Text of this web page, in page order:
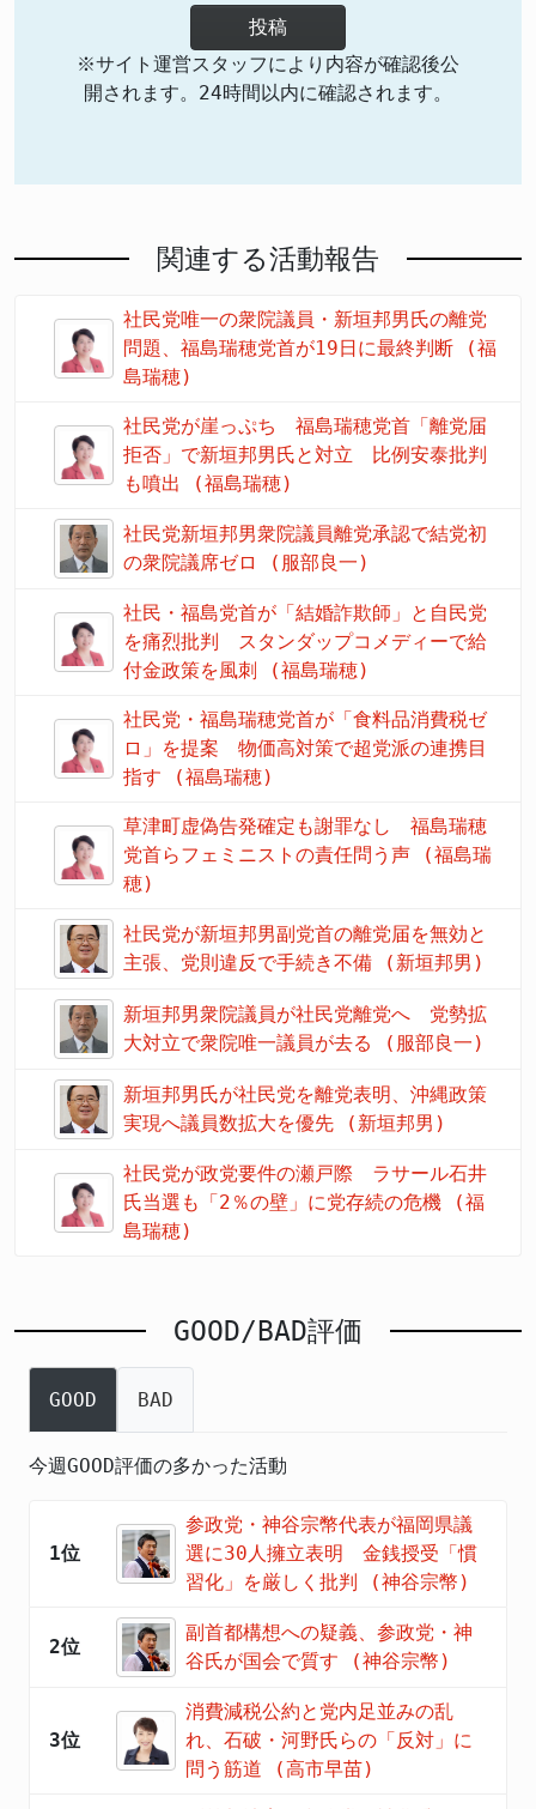
投稿
※サイト運営スタッフにより内容が確認後公
開されます。24時間以内に確認されます。
関連する活動報告
社民党唯一の衆院議員・新垣邦男氏の離党
問題、福島瑞穂党首が19日に最終判断 (福
島瑞穂)
社民党が崖っぷち 福島瑞穂党首「離党届
拒否」で新垣邦男氏と対立 比例安泰批判
も噴出 (福島瑞穂)
社民党新垣邦男衆院議員離党承認で結党初
の衆院議席ゼロ (服部良一)
社民・福島党首が「結婚詐欺師」と自民党
を痛烈批判 スタンダップコメディーで給
付金政策を風刺 (福島瑞穂)
社民党・福島瑞穂党首が「食料品消費税ゼ
ロ」を提案 物価高対策で超党派の連携目
指す (福島瑞穂)
草津町虚偽告発確定も謝罪なし 福島瑞穂
党首らフェミニストの責任問う声 (福島瑞
穂)
社民党が新垣邦男副党首の離党届を無効と
主張、党則違反で手続き不備 (新垣邦男)
新垣邦男衆院議員が社民党離党へ 党勢拡
大対立で衆院唯一議員が去る (服部良一)
新垣邦男氏が社民党を離党表明、沖縄政策
実現へ議員数拡大を優先 (新垣邦男)
社民党が政党要件の瀬戸際 ラサール石井
氏当選も「2％の壁」に党存続の危機 (福
島瑞穂)
GOOD/BAD評価
GOOD BAD
今週GOOD評価の多かった活動
1位
参政党・神谷宗幣代表が福岡県議
選に30人擁立表明 金銭授受「慣
習化」を厳しく批判 (神谷宗幣)
2位
副首都構想への疑義、参政党・神
谷氏が国会で質す (神谷宗幣)
3位
消費減税公約と党内足並みの乱
れ、石破・河野氏らの「反対」に
問う筋道 (高市早苗)